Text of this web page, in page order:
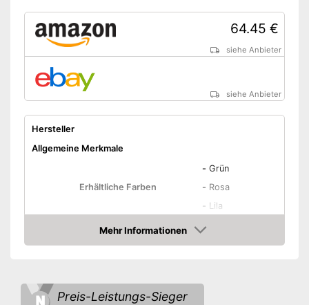
64.45 €
siehe Anbieter
siehe Anbieter
Hersteller
Allgemeine Merkmale
Erhältliche Farben
- Grün
- Rosa
- Lila
Mehr Informationen
Amazon
Preis-Leistungs-Sieger